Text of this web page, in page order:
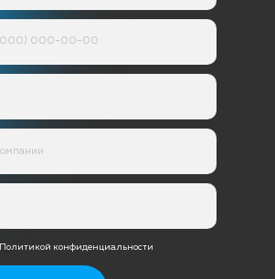
Политикой конфиденциальности